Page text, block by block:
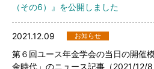
（その6）』を公開しました
2021.12.09 お知らせ
第６回ユース年金学会の当日の開催
金時代」のニュース記事（2021/12/8